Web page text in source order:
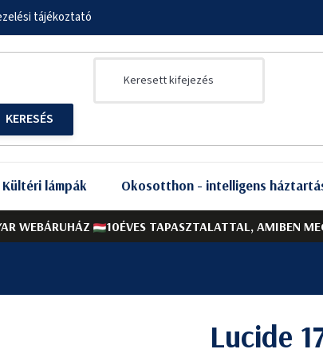
WEBÁRUHÁZ 10ÉVES TAPASZTALATTAL, AMIBEN
tájékoztató
Kültéri lámpák Okosotthon - intelligens
Lucide